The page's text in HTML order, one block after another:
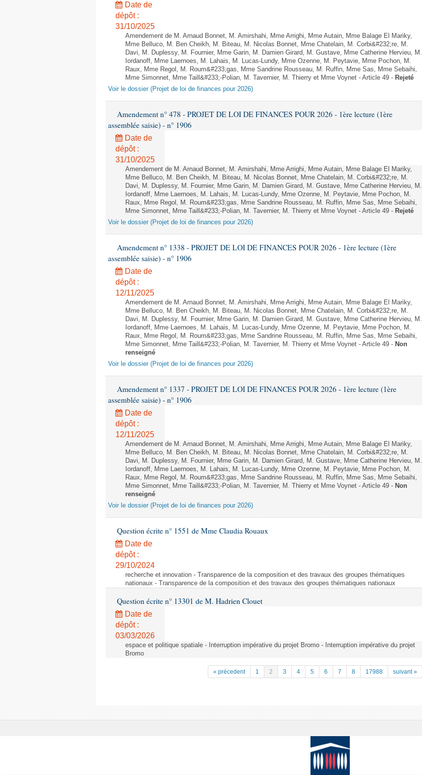
Date de
dépôt :
31/10/2025
Amendement de M. Arnaud Bonnet, M. Amirshahi, Mme Arrighi, Mme Autain, Mme Balage El Mariky,
Mme Belluco, M. Ben Cheikh, M. Biteau, M. Nicolas Bonnet, Mme Chatelain, M. Corbi&#232;re, M.
Davi, M. Duplessy, M. Fournier, Mme Garin, M. Damien Girard, M. Gustave, Mme Catherine Hervieu, M.
Iordanoff, Mme Laernoes, M. Lahais, M. Lucas-Lundy, Mme Ozenne, M. Peytavie, Mme Pochon, M.
Raux, Mme Regol, M. Roum&#233;gas, Mme Sandrine Rousseau, M. Ruffin, Mme Sas, Mme Sebaihi,
Mme Simonnet, Mme Taill&#233;-Polian, M. Tavernier, M. Thierry et Mme Voynet - Article 49 - Rejeté
Voir le dossier (Projet de loi de finances pour 2026)
Amendement n° 478 - PROJET DE LOI DE FINANCES POUR 2026 - 1ère lecture (1ère
assemblée saisie) - n° 1906
Date de
dépôt :
31/10/2025
Amendement de M. Arnaud Bonnet, M. Amirshahi, Mme Arrighi, Mme Autain, Mme Balage El Mariky,
Mme Belluco, M. Ben Cheikh, M. Biteau, M. Nicolas Bonnet, Mme Chatelain, M. Corbi&#232;re, M.
Davi, M. Duplessy, M. Fournier, Mme Garin, M. Damien Girard, M. Gustave, Mme Catherine Hervieu, M.
Iordanoff, Mme Laernoes, M. Lahais, M. Lucas-Lundy, Mme Ozenne, M. Peytavie, Mme Pochon, M.
Raux, Mme Regol, M. Roum&#233;gas, Mme Sandrine Rousseau, M. Ruffin, Mme Sas, Mme Sebaihi,
Mme Simonnet, Mme Taill&#233;-Polian, M. Tavernier, M. Thierry et Mme Voynet - Article 49 - Rejeté
Voir le dossier (Projet de loi de finances pour 2026)
Amendement n° 1338 - PROJET DE LOI DE FINANCES POUR 2026 - 1ère lecture (1ère
assemblée saisie) - n° 1906
Date de
dépôt :
12/11/2025
Amendement de M. Arnaud Bonnet, M. Amirshahi, Mme Arrighi, Mme Autain, Mme Balage El Mariky,
Mme Belluco, M. Ben Cheikh, M. Biteau, M. Nicolas Bonnet, Mme Chatelain, M. Corbi&#232;re, M.
Davi, M. Duplessy, M. Fournier, Mme Garin, M. Damien Girard, M. Gustave, Mme Catherine Hervieu, M.
Iordanoff, Mme Laernoes, M. Lahais, M. Lucas-Lundy, Mme Ozenne, M. Peytavie, Mme Pochon, M.
Raux, Mme Regol, M. Roum&#233;gas, Mme Sandrine Rousseau, M. Ruffin, Mme Sas, Mme Sebaihi,
Mme Simonnet, Mme Taill&#233;-Polian, M. Tavernier, M. Thierry et Mme Voynet - Article 49 - Non
renseigné
Voir le dossier (Projet de loi de finances pour 2026)
Amendement n° 1337 - PROJET DE LOI DE FINANCES POUR 2026 - 1ère lecture (1ère
assemblée saisie) - n° 1906
Date de
dépôt :
12/11/2025
Amendement de M. Arnaud Bonnet, M. Amirshahi, Mme Arrighi, Mme Autain, Mme Balage El Mariky,
Mme Belluco, M. Ben Cheikh, M. Biteau, M. Nicolas Bonnet, Mme Chatelain, M. Corbi&#232;re, M.
Davi, M. Duplessy, M. Fournier, Mme Garin, M. Damien Girard, M. Gustave, Mme Catherine Hervieu, M.
Iordanoff, Mme Laernoes, M. Lahais, M. Lucas-Lundy, Mme Ozenne, M. Peytavie, Mme Pochon, M.
Raux, Mme Regol, M. Roum&#233;gas, Mme Sandrine Rousseau, M. Ruffin, Mme Sas, Mme Sebaihi,
Mme Simonnet, Mme Taill&#233;-Polian, M. Tavernier, M. Thierry et Mme Voynet - Article 49 - Non
renseigné
Voir le dossier (Projet de loi de finances pour 2026)
Question écrite n° 1551 de Mme Claudia Rouaux
Date de
dépôt :
29/10/2024
recherche et innovation - Transparence de la composition et des travaux des groupes thématiques
nationaux - Transparence de la composition et des travaux des groupes thématiques nationaux
Question écrite n° 13301 de M. Hadrien Clouet
Date de
dépôt :
03/03/2026
espace et politique spatiale - Interruption impérative du projet Bromo - Interruption impérative du projet
Bromo
« précedent 1 2 3 4 5 6 7 8 17988 suivant »